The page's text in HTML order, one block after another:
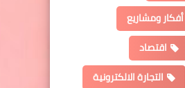
أفكار ومشاريع
اقتصاد
التجارة الالكترونية